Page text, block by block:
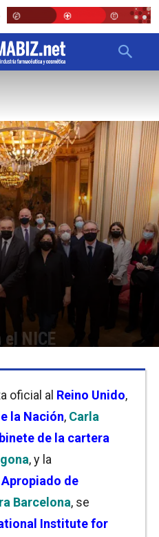
NICE
oficial al Reino Unido,
la Nación, Carla
de la cartera
, y la
de
Barcelona, se
Institute for